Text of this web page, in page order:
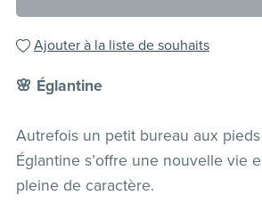
Ajouter à la liste de souhaits
🌸 Églantine
Autrefois un petit bureau aux
Églantine s’offre une nouvelle vie
pleine de caractère.